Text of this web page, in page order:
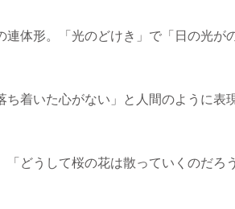
体形。「光のどけき」で「日の光が
着いた心がない」と人間のように表
どうして桜の花は散っていくのだろ